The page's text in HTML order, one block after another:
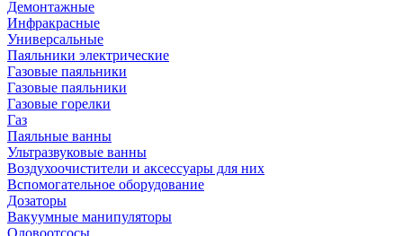
Демонтажные
Инфракрасные
Универсальные
Паяльники электрические
Газовые паяльники
Газовые паяльники
Газовые горелки
Газ
Паяльные ванны
Ультразвуковые ванны
Воздухоочистители и аксессуары для них
Вспомогательное оборудование
Дозаторы
Вакуумные манипуляторы
Оловоотсосы